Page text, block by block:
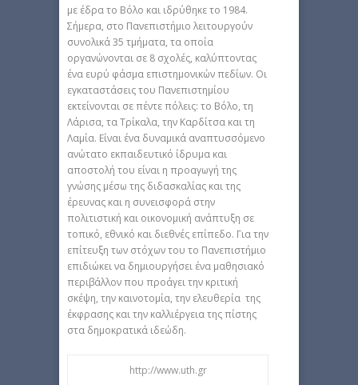
με έδρα το Βόλο και ιδρύθηκε το 1984.
Σήμερα, στο Πανεπιστήμιο λειτουργούν
συνολικά 35 τμήματα, τα οποία
οργανώνονται σε 8 σχολές, καλύπτοντας
ένα ευρύ φάσμα επιστημονικών πεδίων. Οι
εγκαταστάσεις του Πανεπιστημίου
εκτείνονται σε πέντε πόλεις: το Βόλο, τη
Λάρισα, τα Τρίκαλα, την Καρδίτσα και τη
Λαμία. Είναι ένα δυναμικά αναπτυσσόμενο
ανώτατο εκπαιδευτικό ίδρυμα και
αποστολή του είναι η προαγωγή της
γνώσης μέσω της διδασκαλίας και της
έρευνας και η συνεισφορά στην
πολιτιστική και οικονομική ανάπτυξη σε
τοπικό, εθνικό και διεθνές επίπεδο. Για την
επίτευξη των στόχων του το Πανεπιστήμιο
επιδιώκει να δημιουργήσει ένα μαθησιακό
περιβάλλον που προάγει την κριτική
σκέψη, την καινοτομία, την ελευθερία της
έκφρασης και την καλλιέργεια της πίστης
στα δημοκρατικά ιδεώδη.
http://www.uth.gr